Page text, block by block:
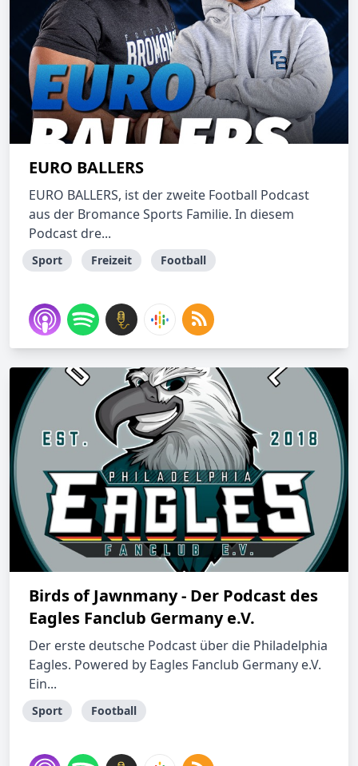
EURO BALLERS
EURO BALLERS, ist der zweite Football Podcast
aus der Bromance Sports Familie. In diesem
Podcast dre...
Sport Freizeit Football
Birds of Jawnmany - Der Podcast des
Eagles Fanclub Germany e.V.
Der erste deutsche Podcast über die Philadelphia
Eagles. Powered by Eagles Fanclub Germany e.V.
Ein...
Sport Football